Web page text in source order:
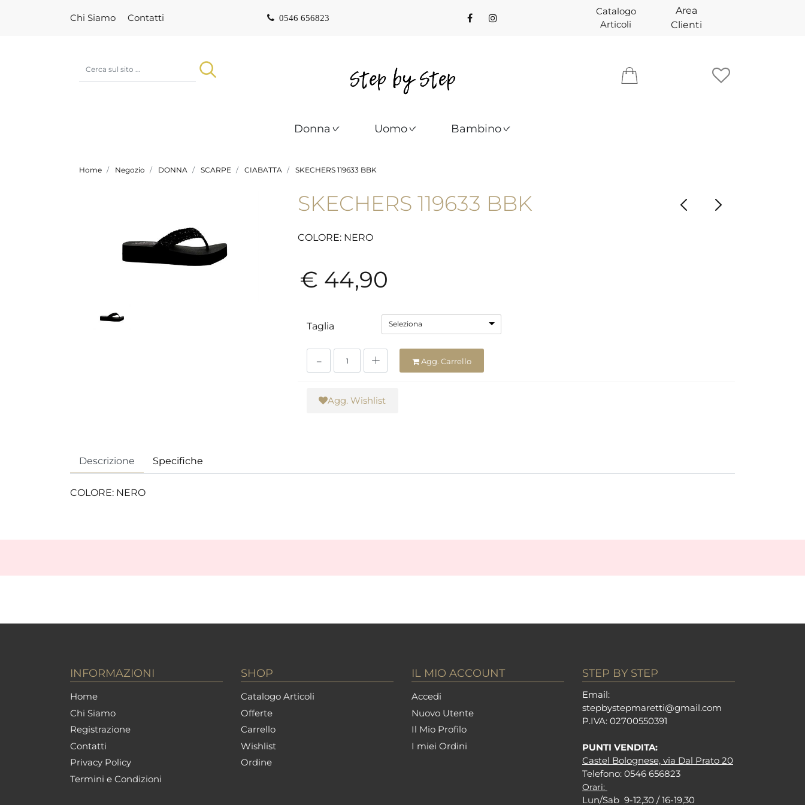
Chi Siamo Contatti 0546 656823
Catalogo
Articoli
Area
Clienti
Donna Uomo Bambino
Home Negozio DONNA SCARPE CIABATTA SKECHERS 119633 BBK
SKECHERS 119633 BBK
COLORE: NERO
€ 44,90
Taglia Seleziona
Agg. Carrello
Agg. Wishlist
Descrizione Specifiche
COLORE: NERO
INFORMAZIONI
Home
Chi Siamo
Registrazione
Contatti
Privacy Policy
Termini e Condizioni
SHOP
Catalogo Articoli
Offerte
Carrello
Wishlist
Ordine
IL MIO ACCOUNT
Accedi
Nuovo Utente
Il Mio Profilo
I miei Ordini
STEP BY STEP
Email:
stepbystepmaretti@gmail.com
P.IVA: 02700550391
PUNTI VENDITA:
Castel Bolognese, via Dal Prato 20
Telefono: 0546 656823
Orari:
Lun/Sab 9-12,30 / 16-19,30